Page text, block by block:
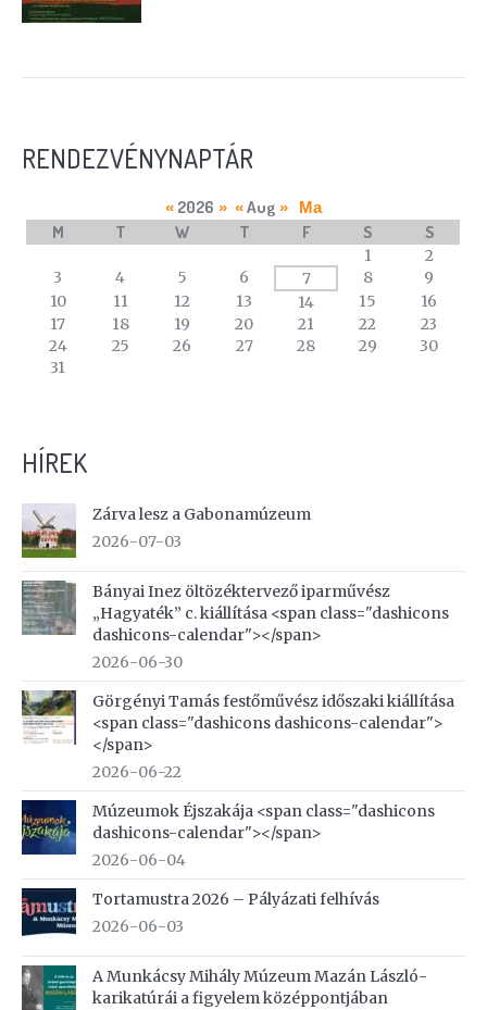
RENDEZVÉNYNAPTÁR
calendar
events
« 2026 » « Aug » Ma
M T W T F S S
1
2
3
4 5 6 7 8
9
10
11 12 13 14 15
16
17
18 19 20 21 22
23
24
25 26 27 28 29
30
31
HÍREK
Zárva lesz a Gabonamúzeum
2026-07-03
Bányai Inez öltözéktervező iparművész
„Hagyaték” c. kiállítása <span class="dashicons
dashicons-calendar"></span>
2026-06-30
Görgényi Tamás festőművész időszaki kiállítása
<span class="dashicons dashicons-calendar">
</span>
2026-06-22
Múzeumok Éjszakája <span class="dashicons
dashicons-calendar"></span>
2026-06-04
Tortamustra 2026 – Pályázati felhívás
2026-06-03
A Munkácsy Mihály Múzeum Mazán László-
karikatúrái a figyelem középpontjában